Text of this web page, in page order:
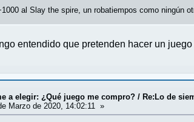
al Slay the spire, un robatiempos como ningún
entendido que pretenden hacer un
a elegir: ¿Qué juego me compro? / Re:Lo de
Marzo de 2020, 14:02:11 »